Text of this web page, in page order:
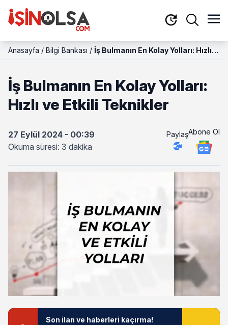
Anasayfa / Bilgi Bankası / İş Bulmanın En Kolay Yolları: Hızlı
İş Bulmanın En Kolay Yolları:
Hızlı ve Etkili Teknikler
27 Eylül 2024 - 00:39
Okuma süresi: 3 dakika
PaylaşAbone Ol
Son ilan ve haberleri kaçırma!